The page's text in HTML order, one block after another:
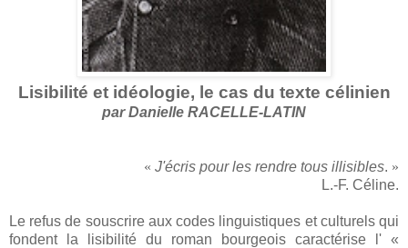
Lisibilité et idéologie, le cas du texte célinien
par Danielle RACELLE-LATIN
« J'écris pour les rendre tous illisibles. »
L.-F. Céline.
Le refus de souscrire aux codes linguistiques et culturels qui
fondent la lisibilité du roman bourgeois caractérise l' «